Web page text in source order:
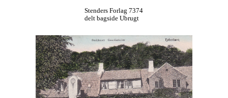
Stenders Forlag 7374
delt bagside Ubrugt